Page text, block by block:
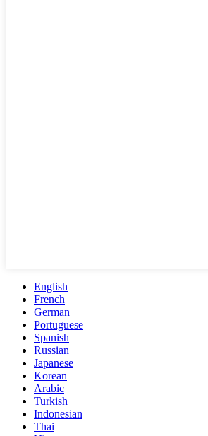
English
French
German
Portuguese
Spanish
Russian
Japanese
Korean
Arabic
Turkish
Indonesian
Thai